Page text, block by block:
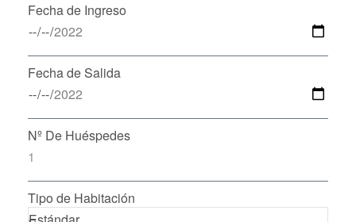
Fecha de Ingreso
Fecha de Salida
Nº De Huéspedes
Tipo de Habitación